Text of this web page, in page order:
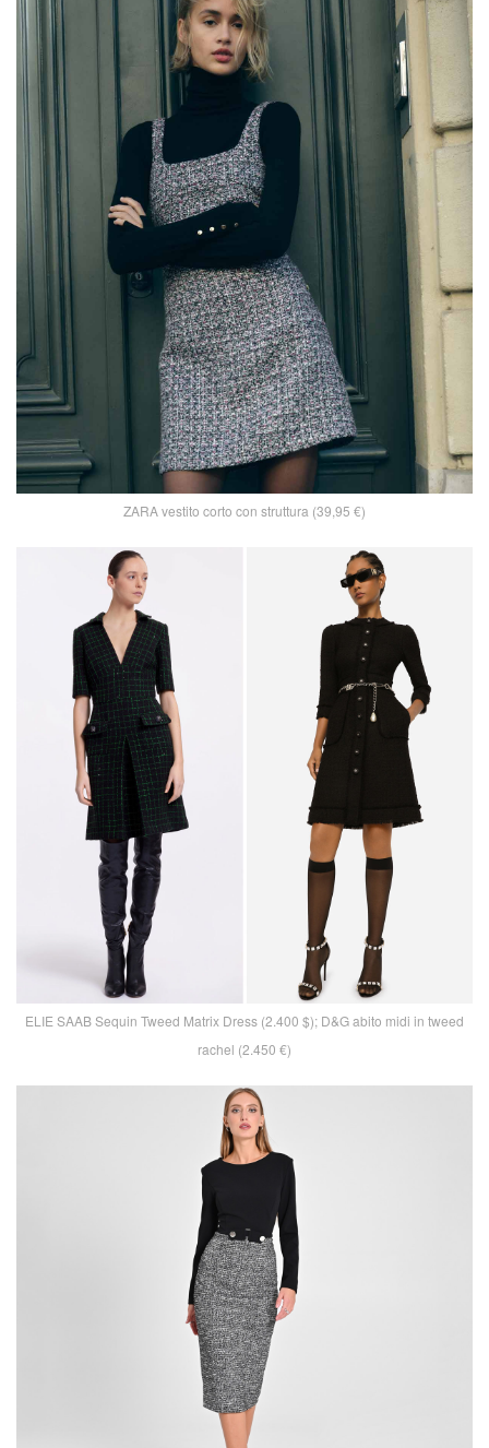
ZARA vestito corto con struttura (39,95 €)
ELIE SAAB Sequin Tweed Matrix Dress (2.400 $); D&G abito midi in tweed
rachel (2.450 €)